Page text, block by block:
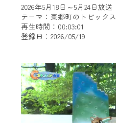
2026年5月18日～5月24日放送
テーマ：東郷町のトピックス
再生時間：00:03:01
登録日：2026/05/19